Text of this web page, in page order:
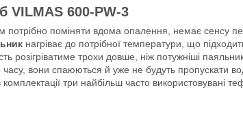
VILMAS 600-PW-3
поміняти вдома опалення, немає сенсу
нагріває до потрібної температури, що
розігріватиме трохи довше, ніж потужніші
часу, вони спаюються й уже не будуть пропускати
три найбільш часто використовувані